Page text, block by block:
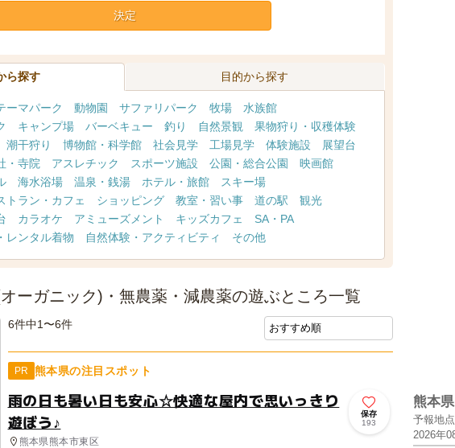
決定
ら探す 目的から探す
ーマパーク 動物園 サファリパーク 牧場
水族館
キャンプ場 バーベキュー 釣り 自然景観
果物狩り・収穫体験
潮干狩り 博物館・科学館 社会見学 工場見学 体験施設
展望台
・寺院 アスレチック スポーツ施設 公園・総合公園
映画館
海水浴場 温泉・銭湯 ホテル・旅館
スキー場
トラン・カフェ ショッピング 教室・習い事 道の駅
観光
カラオケ アミューズメント キッズカフェ
SA・PA
レンタル着物 自然体験・アクティビティ その他
ーガニック)・無農薬・減農薬の遊ぶところ一覧
6件中1〜6件
PR 熊本県の注目スポット
雨の日も暑い日も安心☆快適な屋内で思いっきり
遊ぼう♪
熊本県熊本市東区
保存
193
熊本県
予報地
2026年